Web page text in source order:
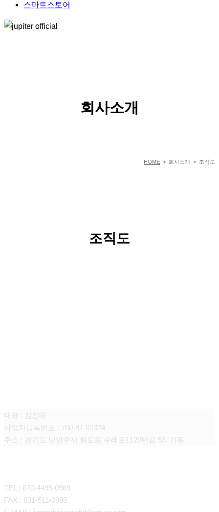
스마트스토어
회사소개
HOME > 회사소개 > 조직도
조직도
대표 : 김진태
사업자등록번호 : 760-87-02324
주소 : 경기도 남양주시 화도읍 수레로1120번길 53, 가동
TEL : 070-4495-0989
FAX : 031-511-0988